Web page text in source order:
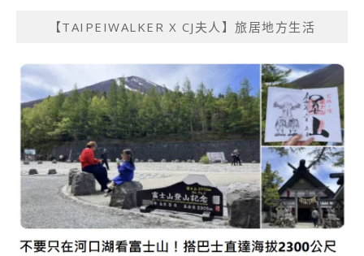
【TAIPEIWALKER X CJ夫人】旅居地方生活